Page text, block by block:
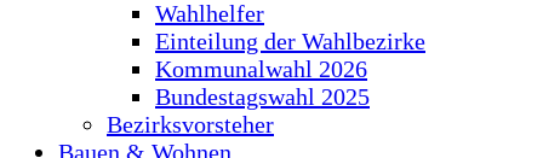
Wahlhelfer
Einteilung der Wahlbezirke
Kommunalwahl 2026
Bundestagswahl 2025
Bezirksvorsteher
Bauen & Wohnen